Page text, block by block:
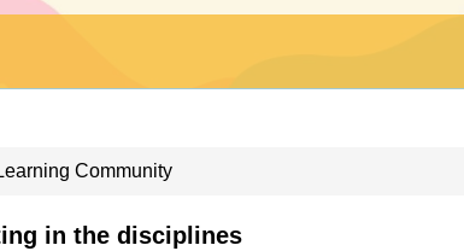
Community
in the disciplines